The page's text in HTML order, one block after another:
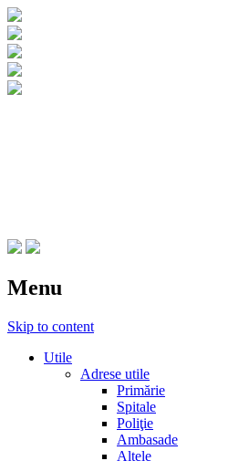
Menu
Skip to content
Utile
Adrese utile
Primărie
Spitale
Poliţie
Ambasade
Altele